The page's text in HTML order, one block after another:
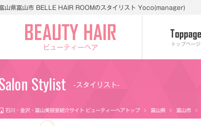
山県富山市 BELLE HAIR ROOMのスタイリスト Yoco(manager)
ビューティーヘア トップページ
Stylist -スタイリスト-
石川・金沢・富山美容室紹介サイト ビューティーヘアトップ 富山県 富山市